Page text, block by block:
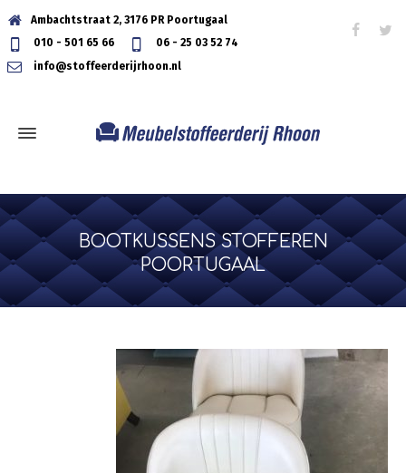
Ambachtstraat 2, 3176 PR Poortugaal
010 - 501 65 66
06 - 25 03 52 74
info@stoffeerderijrhoon.nl
BOOTKUSSENS STOFFEREN
POORTUGAAL